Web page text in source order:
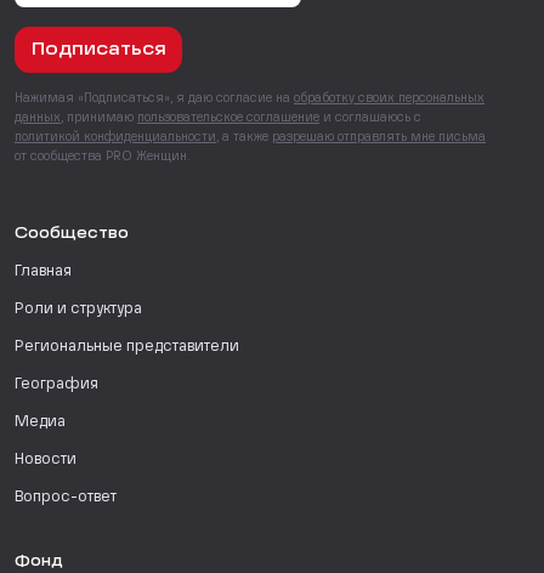
Подписаться
Нажимая «Подписаться», я даю согласие на обработку своих персональных
данных , принимаю пользовательское соглашение и соглашаюсь с
политикой конфиденциальности , а также разрешаю отправлять мне письма
от сообщества PRO Женщин.
Сообщество
Главная
Роли и структура
Региональные представители
География
Медиа
Новости
Вопрос-ответ
Фонд